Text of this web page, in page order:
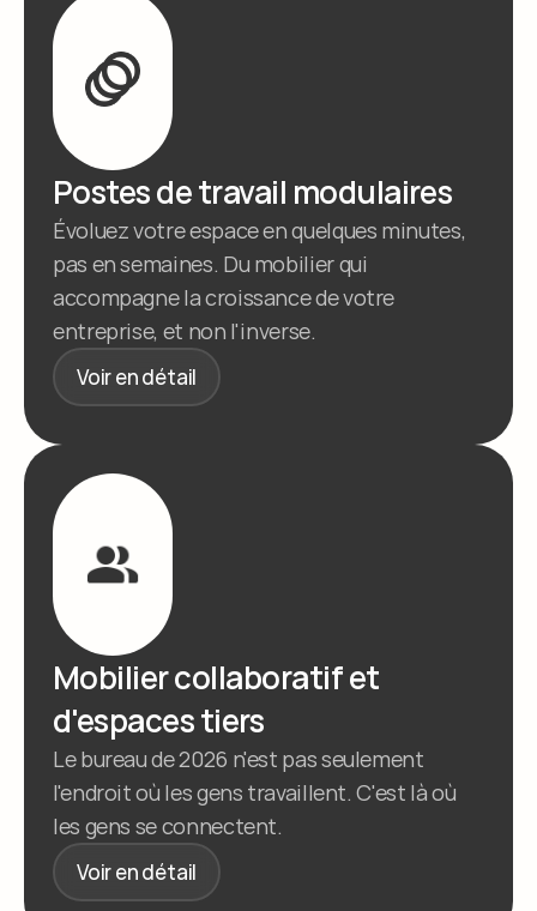
Postes de travail modulaires
Évoluez votre espace en quelques minutes,
pas en semaines. Du mobilier qui
accompagne la croissance de votre
entreprise, et non l'inverse.
Voir en détail
Mobilier collaboratif et
d'espaces tiers
Le bureau de 2026 n'est pas seulement
l'endroit où les gens travaillent. C'est là où
les gens se connectent.
Voir en détail